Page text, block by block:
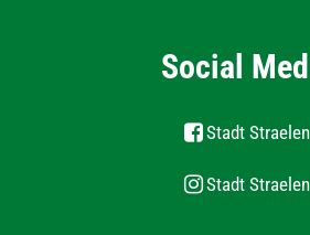
Social
Stadt Straelen
Stadt Straelen